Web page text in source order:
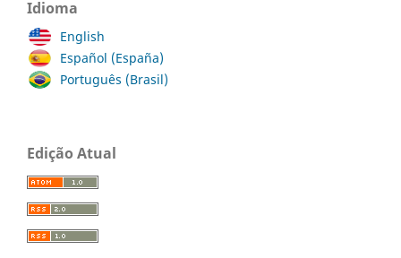
Idioma
English
Español (España)
Português (Brasil)
Edição Atual